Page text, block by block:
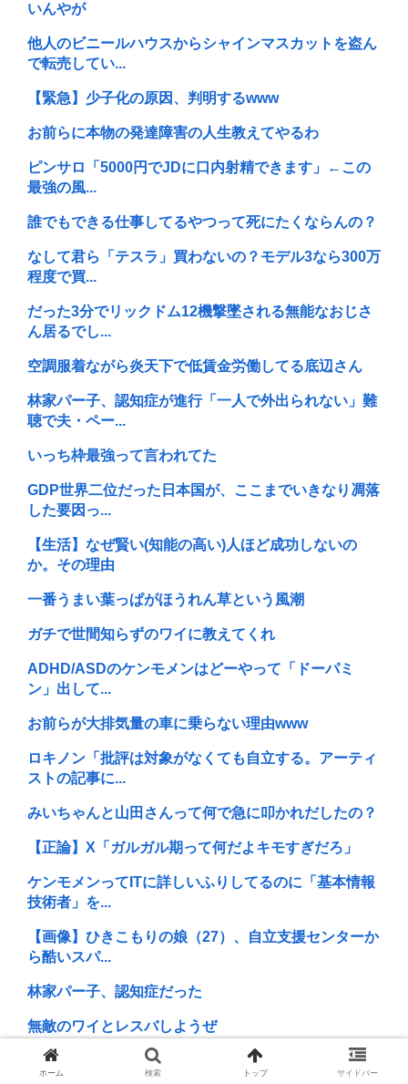
いんやが
他人のビニールハウスからシャインマスカットを盗ん
で転売してい...
【緊急】少子化の原因、判明するwww
お前らに本物の発達障害の人生教えてやるわ
ピンサロ「5000円でJDに口内射精できます」←この
最強の風...
誰でもできる仕事してるやつって死にたくならんの？
なして君ら「テスラ」買わないの？モデル3なら300万
程度で買...
だった3分でリックドム12機撃墜される無能なおじさ
ん居るでし...
空調服着ながら炎天下で低賃金労働してる底辺さん
林家パー子、認知症が進行「一人で外出られない」難
聴で夫・ペー...
いっち枠最強って言われてた
GDP世界二位だった日本国が、ここまでいきなり凋落
した要因っ...
【生活】なぜ賢い(知能の高い)人ほど成功しないの
か。その理由
一番うまい葉っぱがほうれん草という風潮
ガチで世間知らずのワイに教えてくれ
ADHD/ASDのケンモメンはどーやって「ドーパミ
ン」出して...
お前らが大排気量の車に乗らない理由www
ロキノン「批評は対象がなくても自立する。アーティ
ストの記事に...
みいちゃんと山田さんって何で急に叩かれだしたの？
【正論】X「ガルガル期って何だよキモすぎだろ」
ケンモメンってITに詳しいふりしてるのに「基本情報
技術者」を...
【画像】ひきこもりの娘（27）、自立支援センターか
ら酷いスパ...
林家パー子、認知症だった
無敵のワイとレスバしようぜ
(ヽ´ん`)「ぼくはケンモ、依存症です」周囲「ハーイ、
ホーム 検索 トップ サイドバー